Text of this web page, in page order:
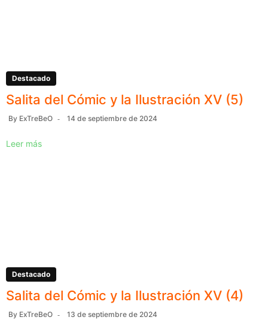
Destacado
Salita del Cómic y la Ilustración XV (5)
By ExTreBeO 14 de septiembre de 2024
Leer más
Destacado
Salita del Cómic y la Ilustración XV (4)
By ExTreBeO 13 de septiembre de 2024